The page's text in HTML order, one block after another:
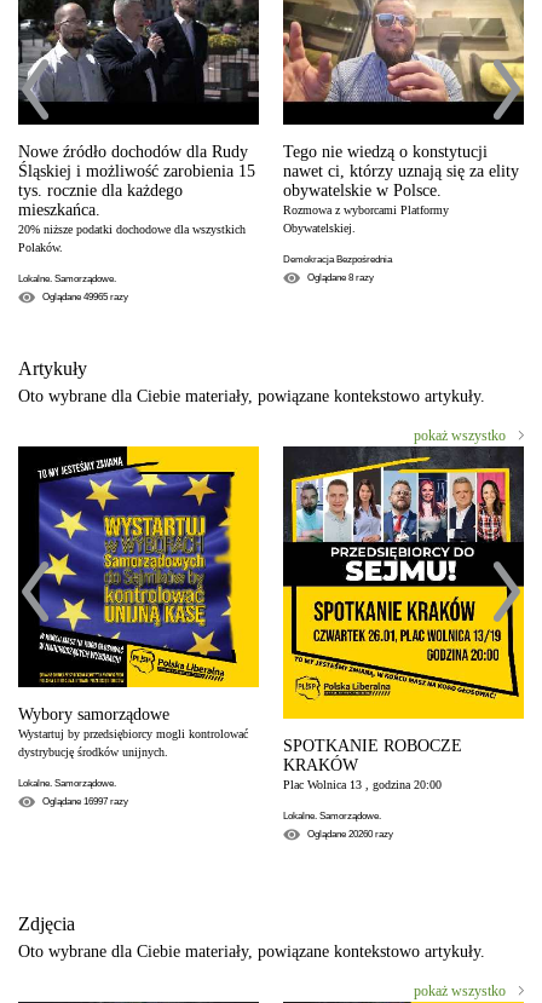
Nowe źródło dochodów dla Rudy
Śląskiej i możliwość zarobienia 15
tys. rocznie dla każdego
mieszkańca.
20% niższe podatki dochodowe dla wszystkich
Polaków.
Lokalne. Samorządowe.
Oglądane 49965 razy
Tego nie wiedzą o konstytucji
nawet ci, którzy uznają się za elity
obywatelskie w Polsce.
Rozmowa z wyborcami Platformy
Obywatelskiej.
Demokracja Bezpośrednia
Oglądane 8 razy
Artykuły
Oto wybrane dla Ciebie materiały, powiązane kontekstowo artykuły.
pokaż wszystko
Wybory samorządowe
Wystartuj by przedsiębiorcy mogli kontrolować
dystrybucję środków unijnych.
Lokalne. Samorządowe.
Oglądane 16997 razy
SPOTKANIE ROBOCZE
KRAKÓW
Plac Wolnica 13 , godzina 20:00
Lokalne. Samorządowe.
Oglądane 20260razy
Zdjęcia
Oto wybrane dla Ciebie materiały, powiązane kontekstowo artykuły.
pokaż wszystko